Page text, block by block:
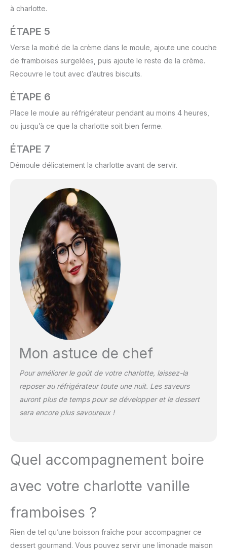
à charlotte.
ÉTAPE 5
Verse la moitié de la crème dans le moule, ajoute une couche
de framboises surgelées, puis ajoute le reste de la crème.
Recouvre le tout avec d’autres biscuits.
ÉTAPE 6
Place le moule au réfrigérateur pendant au moins 4 heures,
ou jusqu’à ce que la charlotte soit bien ferme.
ÉTAPE 7
Démoule délicatement la charlotte avant de servir.
Mon astuce de chef
Pour améliorer le goût de votre charlotte, laissez-la
reposer au réfrigérateur toute une nuit. Les saveurs
auront plus de temps pour se développer et le dessert
sera encore plus savoureux !
Quel accompagnement boire
avec votre charlotte vanille
framboises ?
Rien de tel qu’une boisson fraîche pour accompagner ce
dessert gourmand. Vous pouvez servir une limonade maison